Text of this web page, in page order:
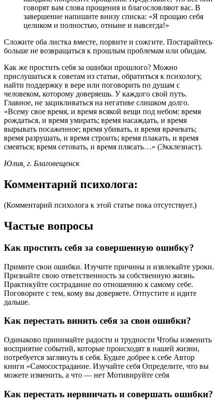
говорят вам слова прощения и благословляют вас. В
завершение напишите внизу списка: «Я прощаю себя
целиком и полностью, отныне и навсегда!»
Сложите оба листка вместе, порвите и сожгите. Постарайтесь
больше не возвращаться к прошлым проблемам или обидам.
Как же простить себя за ошибки прошлого? Можно
прислушаться к советам из статьи, обратиться к психологу,
найти поддержку в вере или поговорить по душам с
человеком, которому доверяешь. У каждого свой путь.
Главное, не зацикливаться на негативе слишком долго.
«Всему свое время, и время всякой вещи под небом: время
рождаться, и время умирать; время насаждать, и время
вырывать посаженное; время убивать, и время врачевать;
время разрушать, и время строить; время плакать, и время
смеяться; время сетовать, и время плясать…» (Экклезиаст).
Юлия, г. Благовещенск
Комментарий психолога:
(Комментарий психолога к этой статье пока отсутствует.)
Частые вопросы
Как простить себя за совершенную ошибку?
Примите свои ошибки. Изучите причины и извлекайте уроки.
Признайте свою ответственность за собственную жизнь.
Практикуйте сострадание по отношению к самому себе.
Поговорите с тем, кому вы доверяете. Отпустите и идите
дальше.
Как перестать винить себя за свои ошибки?
Одинаково принимайте радости и трудности Чтобы изменить
восприятие событий, которые происходят в нашей жизни,
потребуется заглянуть в себя. Будьте добрее к себе Автор
книги «Самосострадание. Изучайте себя Определите, что вы
можете изменить, а что — нет Мотивируйте себя
Как перестать нервничать и совершать ошибки?